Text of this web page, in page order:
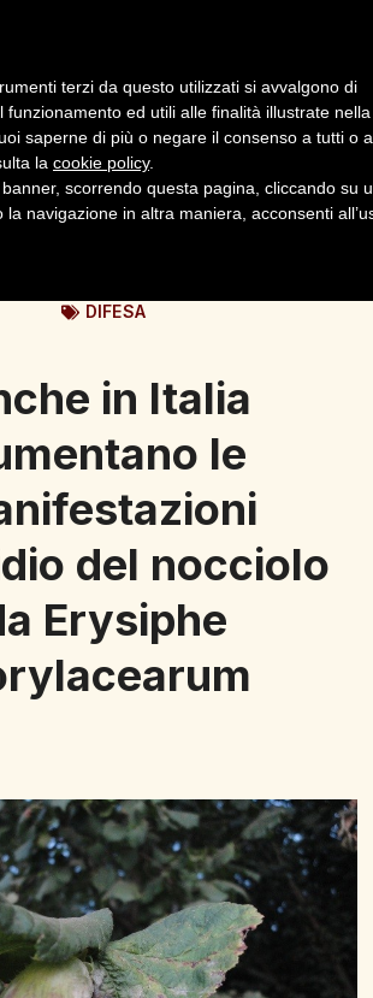
Login Registrazione
DIFESA
in Italia
le
del nocciolo
Erysiphe
terzi da questo utilizzati si avvalgono di
funzionamento ed utili alle finalità illustrate nella
saperne di più o negare il consenso a tutti o
la cookie policy.
scorrendo questa pagina, cliccando su
la navigazione in altra maniera, acconsenti